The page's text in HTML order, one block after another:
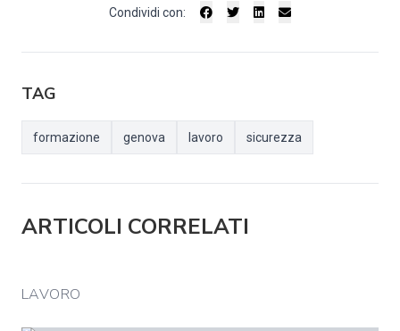
Condividi con:
TAG
formazione genova lavoro sicurezza
ARTICOLI CORRELATI
LAVORO